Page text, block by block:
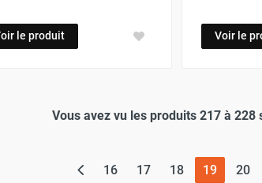
le produit Voir le
Vous avez vu les produits 217 à 228
16 17 18 19(page
20